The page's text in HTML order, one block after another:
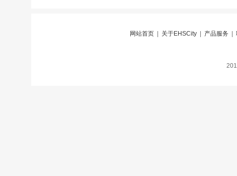
网站首页 关于EHSCity 产品服务